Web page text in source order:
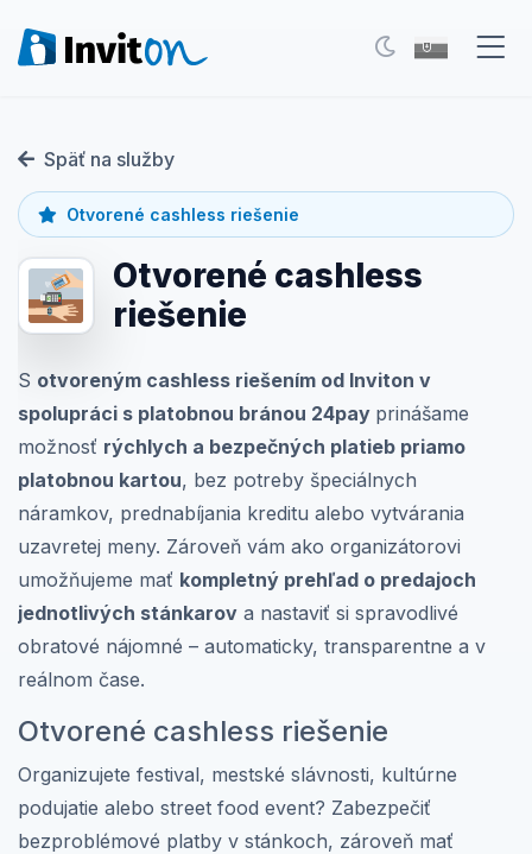
Naše služby
Blog
Eventy
FAQ
Kontakt
Prepnúť na tmavý režim
Prihlásenie
Späť na služby
Otvorené cashless riešenie
Otvorené cashless
riešenie
S otvoreným cashless riešením od Inviton v
spolupráci s platobnou bránou 24pay prinášame
možnosť rýchlych a bezpečných platieb priamo
platobnou kartou, bez potreby špeciálnych
náramkov, prednabíjania kreditu alebo vytvárania
uzavretej meny. Zároveň vám ako organizátorovi
umožňujeme mať kompletný prehľad o predajoch
jednotlivých stánkarov a nastaviť si spravodlivé
obratové nájomné – automaticky, transparentne a v
reálnom čase.
Otvorené cashless riešenie
Organizujete festival, mestské slávnosti, kultúrne
podujatie alebo street food event? Zabezpečiť
bezproblémové platby v stánkoch, zároveň mať